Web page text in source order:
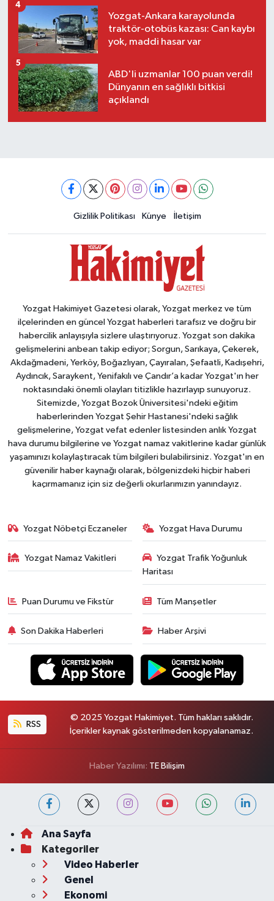
Yozgat-Ankara karayolunda
traktör-otobüs kazası: Can kaybı
yok, maddi hasar var
4
ABD'li uzmanlar 100 puan verdi!
Dünyanın en sağlıklı bitkisi
açıklandı
5
Gizlilik Politikası Künye İletişim
Yozgat Hakimiyet Gazetesi olarak, Yozgat merkez ve tüm
ilçelerinden en güncel Yozgat haberleri tarafsız ve doğru bir
habercilik anlayışıyla sizlere ulaştırıyoruz. Yozgat son dakika
gelişmelerini anbean takip ediyor; Sorgun, Sarıkaya, Çekerek,
Akdağmadeni, Yerköy, Boğazlıyan, Çayıralan, Şefaatli, Kadışehri,
Aydıncık, Saraykent, Yenifakılı ve Çandır’a kadar Yozgat'ın her
noktasındaki önemli olayları titizlikle hazırlayıp sunuyoruz.
Sitemizde, Yozgat Bozok Üniversitesi'ndeki eğitim
haberlerinden Yozgat Şehir Hastanesi'ndeki sağlık
gelişmelerine, Yozgat vefat edenler listesinden anlık Yozgat
hava durumu bilgilerine ve Yozgat namaz vakitlerine kadar günlük
yaşamınızı kolaylaştıracak tüm bilgileri bulabilirsiniz. Yozgat'ın en
güvenilir haber kaynağı olarak, bölgenizdeki hiçbir haberi
kaçırmamanız için siz değerli okurlarımızın yanındayız.
Yozgat Nöbetçi Eczaneler Yozgat Hava Durumu
Yozgat Namaz Vakitleri
Yozgat Trafik Yoğunluk
Haritası
Puan Durumu ve Fikstür Tüm Manşetler
Son Dakika Haberleri Haber Arşivi
RSS
© 2025 Yozgat Hakimiyet. Tüm hakları saklıdır.
İçerikler kaynak gösterilmeden kopyalanamaz.
Haber Yazılımı: TE Bilişim
Ana Sayfa
Kategoriler
Video Haberler
Genel
Ekonomi